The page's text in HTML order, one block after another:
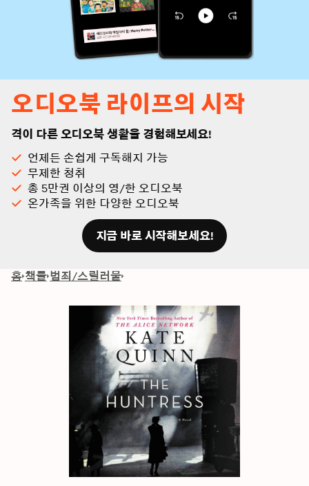
오디오북 라이프의 시작
격이 다른 오디오북 생활을 경험해보세요!
언제든 손쉽게 구독해지 가능
무제한 청취
총 5만권 이상의 영/한 오디오북
온가족을 위한 다양한 오디오북
지금 바로 시작해보세요!
홈 책들 범죄/스릴러물